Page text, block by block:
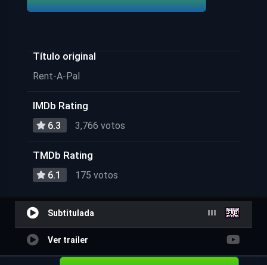
Título original
Rent-A-Pal
IMDb Rating
6.3 3,766 votos
TMDb Rating
6.1 175 votos
Subtitulada
Ver trailer